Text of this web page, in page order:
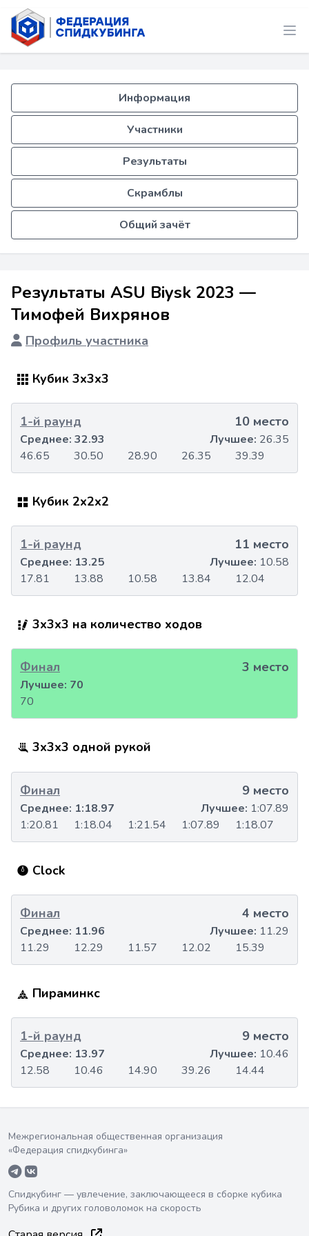
Информация
Участники
Результаты
Скрамблы
Общий зачёт
Результаты ASU Biysk 2023 —
Тимофей Вихрянов
Профиль участника
Кубик 3x3x3
1-й раунд 10 место
46.65 30.50 28.90 26.35 39.39
Среднее: 32.93 Лучшее: 26.35
Кубик 2x2x2
1-й раунд 11 место
17.81 13.88 10.58 13.84 12.04
Среднее: 13.25 Лучшее: 10.58
3x3x3 на количество ходов
Финал 3 место
70
Лучшее: 70
3x3x3 одной рукой
Финал 9 место
1:20.81 1:18.04 1:21.54 1:07.89 1:18.07
Среднее: 1:18.97 Лучшее: 1:07.89
Clock
Финал 4 место
11.29 12.29 11.57 12.02 15.39
Среднее: 11.96 Лучшее: 11.29
Пираминкс
1-й раунд 9 место
12.58 10.46 14.90 39.26 14.44
Среднее: 13.97 Лучшее: 10.46
Межрегиональная общественная организация
«Федерация спидкубинга»
Спидкубинг — увлечение, заключающееся в сборке кубика
Рубика и других головоломок на скорость